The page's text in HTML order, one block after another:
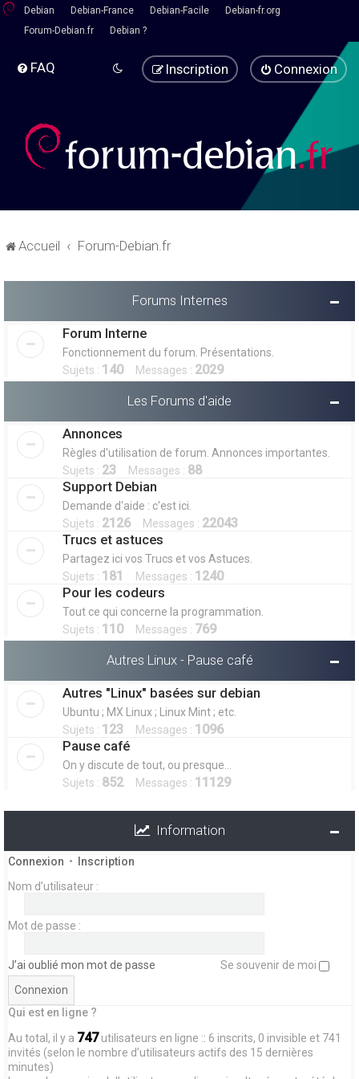
Debian Debian-France Debian-Facile
Debian-fr.org
Forum-Debian.fr
Debian ?
FAQ Connexion
Inscription
Accueil Forum-Debian.fr
Forums Internes
Forum Interne
Fonctionnement du forum. Présentations.
Sujets : 140Messages : 2029
Les Forums d'aide
Annonces
Règles d'utilisation de forum. Annonces importantes.
Sujets : 23 Messages : 88
Support Debian
Demande d'aide : c'est ici.
Sujets : 2126Messages : 22043
Trucs et astuces
Partagez ici vos Trucs et vos Astuces.
Sujets : 181 Messages : 1240
Pour les codeurs
Tout ce qui concerne la programmation.
Sujets : 110Messages : 769
Autres Linux - Pause café
Autres "Linux" basées sur debian
Ubuntu ; MX Linux ; Linux Mint ; etc.
Sujets : 123 Messages : 1096
Pause café
On y discute de tout, ou presque...
Sujets : 852Messages : 11129
Information
Connexion •
Inscription
Nom d’utilisateur :
Mot de passe :
J’ai oublié mon mot de passe Se souvenir de moi
Qui est en ligne ?
Au total, il y a 747utilisateurs en ligne :: 6 inscrits, 0 invisible et 741
invités (selon le nombre d’utilisateurs actifs des 15 dernières
minutes)